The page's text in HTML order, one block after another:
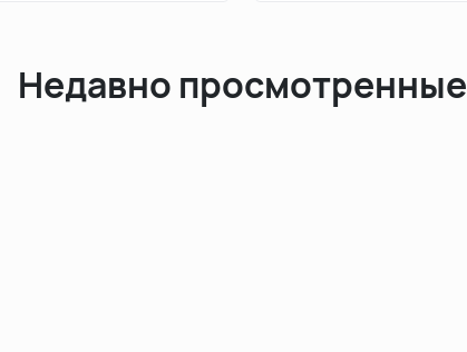
Недавно просмотренные